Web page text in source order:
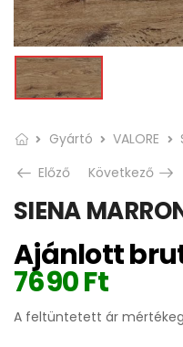
Gyártó VALORE
Előző
Következő
SIENA
Ajánlott
7690Ft
A feltüntetett ár